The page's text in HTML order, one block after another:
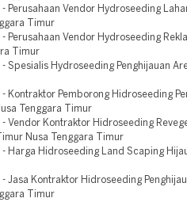
Perusahaan Vendor Hydroseeding
Timur
Perusahaan Vendor Hydroseeding
Timur
Spesialis Hydroseeding Penghijauan
Kontraktor Pemborong Hidroseeding
Tenggara Timur
Vendor Kontraktor Hidroseeding
Nusa Tenggara Timur
Harga Hidroseeding Land Scaping
Jasa Kontraktor Hidroseeding
Timur